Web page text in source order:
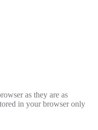
as they are as
in your browser only